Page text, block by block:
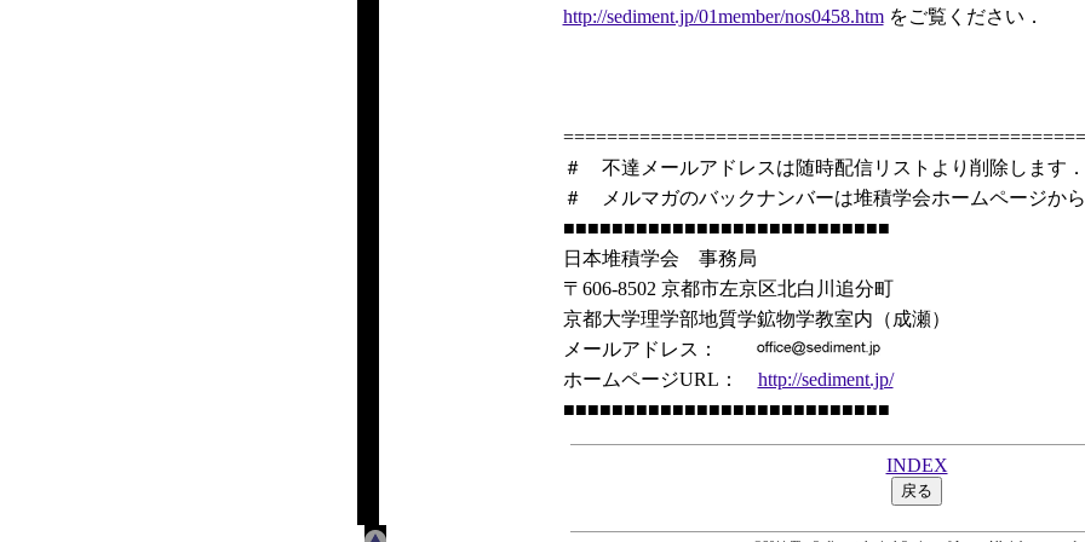
http://sediment.jp/01member/nos0458.htmをご覧ください．
＃ 不達メールアドレスは随時配信リストより削除します．
＃ メルマガのバックナンバーは堆積学会ホームページから
■■■■■■■■■■■■■■■■■■■■■■■■■■■
日本堆積学会 事務局
〒606-8502 京都市左京区北白川追分町
京都大学理学部地質学鉱物学教室内（成瀬）
メールアドレス：
ホームページURL： http://sediment.jp/
■■■■■■■■■■■■■■■■■■■■■■■■■■■
INDEX